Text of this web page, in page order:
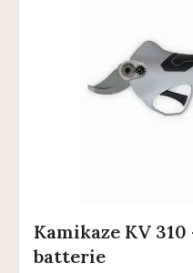
Kamikaze KV
batterie